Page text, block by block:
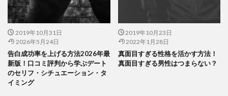
2019年10月31日
2026年5月24日
告白成功率を上げる方法2026年最
新版！口コミ評判から学ぶデート
のセリフ・シチュエーション・タ
イミング
2019年10月23日
2022年1月28日
真面目すぎる性格を活かす方法！
真面目すぎる男性はつまらない？